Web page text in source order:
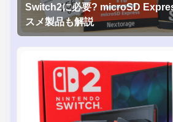
Switch2に必要? microSD
スメ製品も解説